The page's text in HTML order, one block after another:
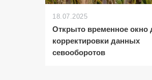
18.07.2025
Открыто временное окно
корректировки данных
севооборотов